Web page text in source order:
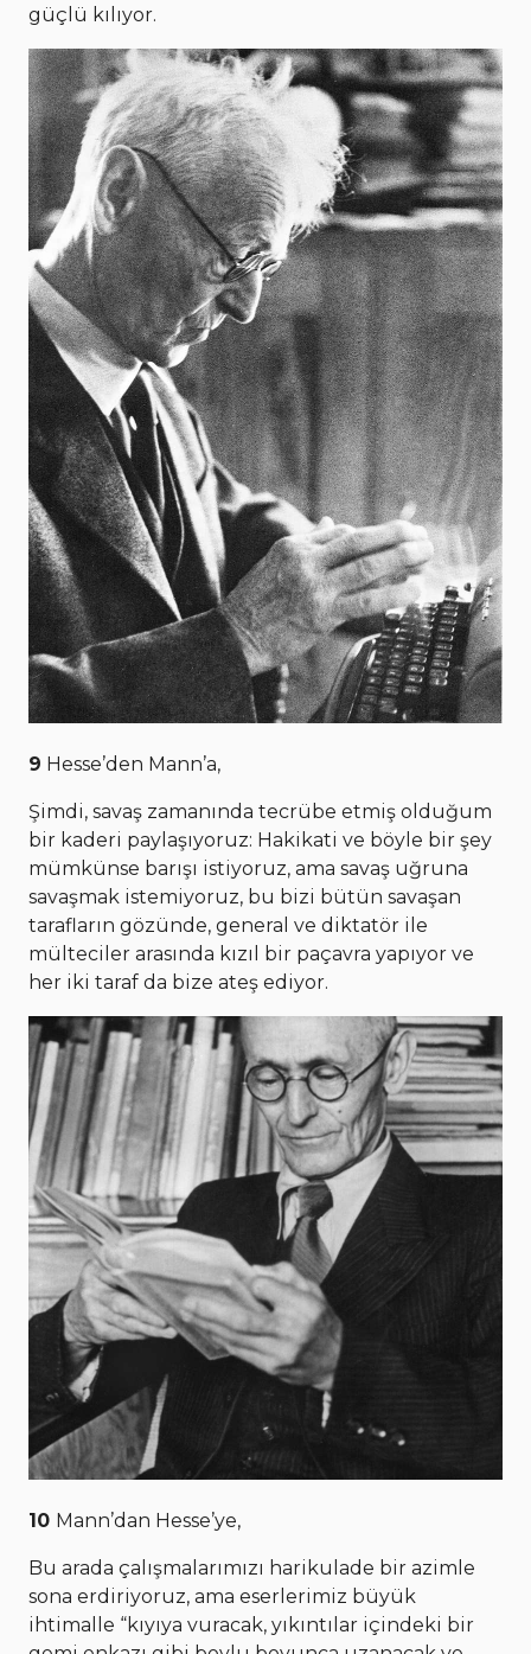
güçlü kılıyor.
9 Hesse’den Mann’a,
Şimdi, savaş zamanında tecrübe etmiş olduğum
bir kaderi paylaşıyoruz: Hakikati ve böyle bir şey
mümkünse barışı istiyoruz, ama savaş uğruna
savaşmak istemiyoruz, bu bizi bütün savaşan
tarafların gözünde, general ve diktatör ile
mülteciler arasında kızıl bir paçavra yapıyor ve
her iki taraf da bize ateş ediyor.
10 Mann’dan Hesse’ye,
Bu arada çalışmalarımızı harikulade bir azimle
sona erdiriyoruz, ama eserlerimiz büyük
ihtimalle “kıyıya vuracak, yıkıntılar içindeki bir